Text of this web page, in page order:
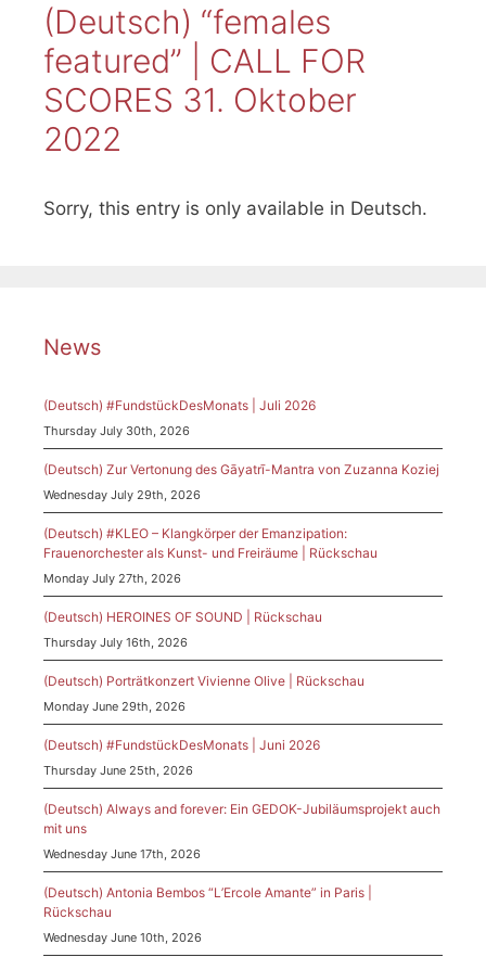
(Deutsch) “females
featured” | CALL FOR
SCORES 31. Oktober
2022
Sorry, this entry is only available in Deutsch.
News
(Deutsch) #FundstückDesMonats | Juli 2026
Thursday July 30th, 2026
(Deutsch) Zur Vertonung des Gāyatrī-Mantra von Zuzanna Koziej
Wednesday July 29th, 2026
(Deutsch) #KLEO – Klangkörper der Emanzipation:
Frauenorchester als Kunst- und Freiräume | Rückschau
Monday July 27th, 2026
(Deutsch) HEROINES OF SOUND | Rückschau
Thursday July 16th, 2026
(Deutsch) Porträtkonzert Vivienne Olive | Rückschau
Monday June 29th, 2026
(Deutsch) #FundstückDesMonats | Juni 2026
Thursday June 25th, 2026
(Deutsch) Always and forever: Ein GEDOK-Jubiläumsprojekt auch
mit uns
Wednesday June 17th, 2026
(Deutsch) Antonia Bembos “L’Ercole Amante” in Paris |
Rückschau
Wednesday June 10th, 2026